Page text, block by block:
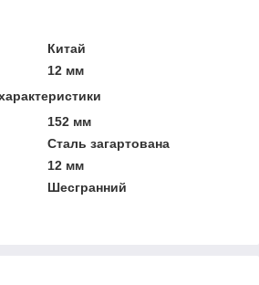
Китай
12 мм
152 мм
Сталь загартована
12 мм
Шесгранний